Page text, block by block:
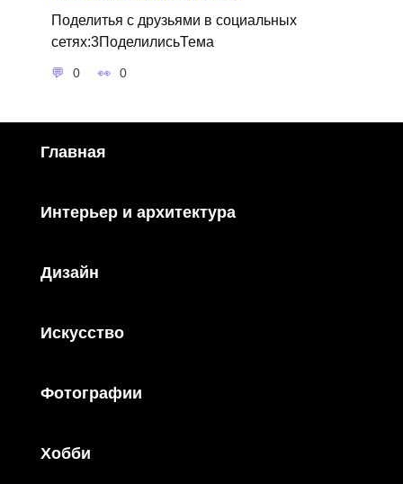
Поделитья с друзьями в социальных
сетях:3ПоделилисьТема
0 0
Главная
Интерьер и архитектура
Дизайн
Искусство
Фотографии
Хобби